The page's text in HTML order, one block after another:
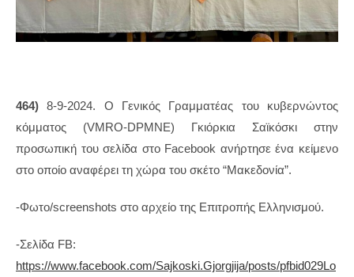
464) 8-9-2024. Ο Γενικός Γραμματέας του κυβερνώντος
κόμματος (VMRO-DPMNE) Γκιόρκια Σαϊκόσκι στην
προσωπική του σελίδα στο Facebook ανήρτησε ένα κείμενο
στο οποίο αναφέρει τη χώρα του σκέτο “Μακεδονία”.
-Φωτο/screenshots στο αρχείο της Επιτροπής Ελληνισμού.
-Σελίδα FB:
https://www.facebook.com/Sajkoski.Gjorgjija/posts/pfbid029Lo